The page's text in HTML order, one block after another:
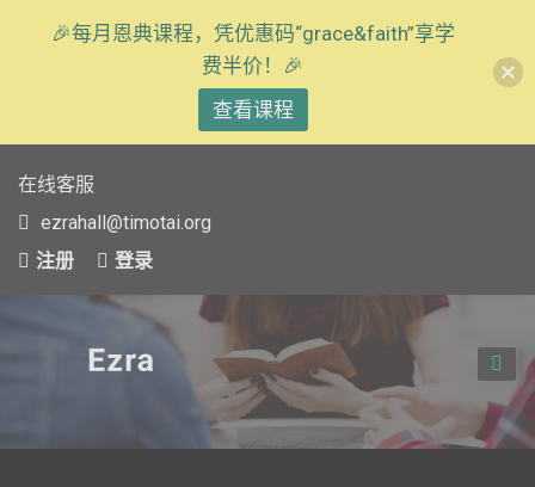
在线客服
ezrahall@timotai.org
注册
登录
🎉每月恩典课程，凭优惠码“grace&faith”享学
费半价！🎉
查看课程